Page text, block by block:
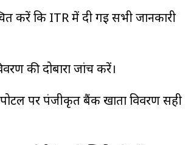
करें कि ITR में दी गई सभी जानकारी
की दोबारा जांच करें।
पर पंजीकृत बैंक खाता विवरण सही